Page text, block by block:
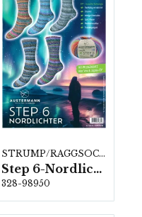
STRUMP/RAGGSOCKSGARN
Step 6-Nordlichter, 5 färger á 1,5 kg.
328-98950